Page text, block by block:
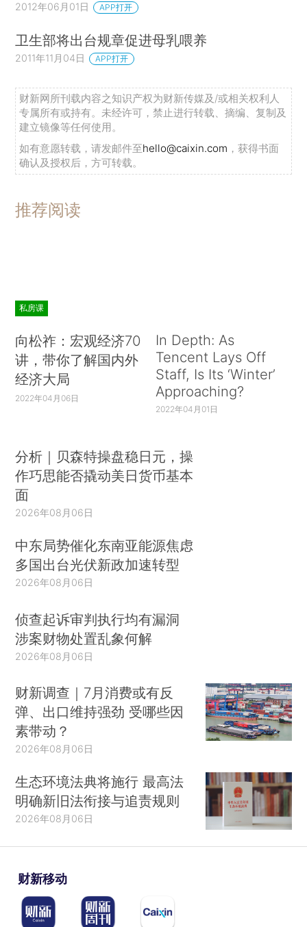
2012年06月01日 APP打开
卫生部将出台规章促进母乳喂养
2011年11月04日 APP打开
财新网所刊载内容之知识产权为财新传媒及/或相关权利人
专属所有或持有。未经许可，禁止进行转载、摘编、复制及
建立镜像等任何使用。
如有意愿转载，请发邮件至hello@caixin.com ，获得书面
确认及授权后，方可转载。
推荐阅读
私房课
向松祚：宏观经济70
讲，带你了解国内外
经济大局
2022年04月06日
In Depth: As
Tencent Lays Off
Staff, Is Its ‘Winter’
Approaching?
2022年04月01日
分析｜贝森特操盘稳日元，操
作巧思能否撬动美日货币基本
面
2026年08月06日
中东局势催化东南亚能源焦虑
多国出台光伏新政加速转型
2026年08月06日
侦查起诉审判执行均有漏洞
涉案财物处置乱象何解
2026年08月06日
财新调查｜7月消费或有反
弹、出口维持强劲 受哪些因
素带动？
2026年08月06日
生态环境法典将施行 最高法
明确新旧法衔接与追责规则
2026年08月06日
财新移动